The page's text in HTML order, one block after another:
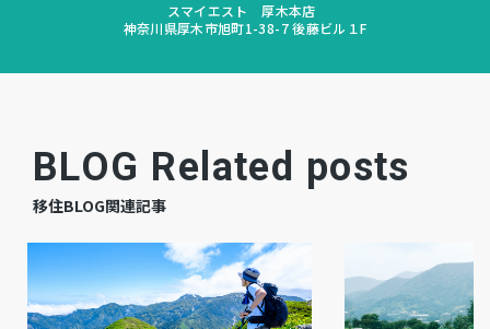
空無
淺沼組
管理費 8,700円
修繕積立費 12,000円
スマイエスト 厚木本店
神奈川県厚木市旭町1-38-7 後藤ビル１F
BLOG Related posts
移住BLOG関連記事